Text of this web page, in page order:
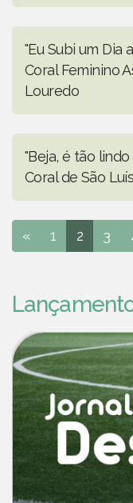
"Eu Subi um Dia
Coral Feminino
Louredo
"Beja, é tão
Coral de São
« 1 2 3